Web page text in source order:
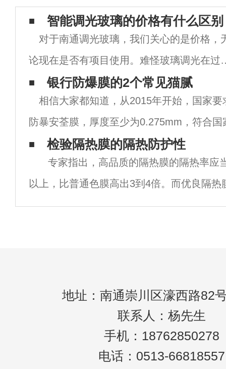
智能调光玻璃的价格有什么区
对于南通调光玻璃，我们关心的是价格，
论现在是否有项目使用。难怪玻璃调光在过
两年里引起了广泛的关注首先知道，也许你
使用一些项目。首先，我们应该知道，经过
年的发展，调光玻璃不再是一个单一的产品
而
银行防爆膜的2个常见猫腻
相信大家都知道，从2015年开始，国家
防暴安荃膜，厚度至少为0.275mm，符合国
GA38-2015标准中的要求。所以这里有两个
是膜的厚度要求，另一个是须有正
检验隔热膜的隔热防护性
专家指出，高品质的隔热膜的隔热率应
以上，比普通色膜高出3到4倍。而优良隔热
效 果则有百分之85甚至高达百分之99，能
地址：南通崇川区濠西路82
联系人：杨先生
手机：18762850278
电话：0513-66818557